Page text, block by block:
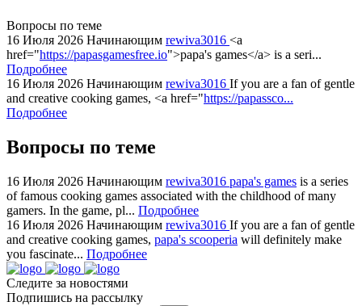
bvlgari
watches
+maserati
online
for
cheap
https://ylfactoryrolex.com/
exceptional
method.
www.yvessaintlaurent.to
with
the
best
prices.
Вопросы по теме
16 Июля 2026 Начинающим rewiva3016 <a
href="https://papasgamesfree.io">papa's games</a> is a seri...
Подробнее
16 Июля 2026 Начинающим rewiva3016 If you are a fan of gentle
and creative cooking games, <a href="https://papassco...
Подробнее
Вопросы по теме
16 Июля 2026 Начинающим rewiva3016 papa's games is a series
of famous cooking games associated with the childhood of many
gamers. In the game, pl... Подробнее
16 Июля 2026 Начинающим rewiva3016 If you are a fan of gentle
and creative cooking games, papa's scooperia will definitely make
you fascinate... Подробнее
Следите за новостями
Подпишись на рассылку